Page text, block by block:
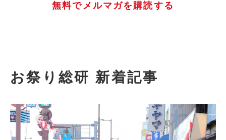
無料でメルマガを購読する
お祭り総研 新着記事